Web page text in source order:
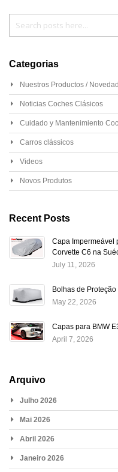
Categorias
Nuestros Productos /
Noticias Coches Clásicos
Cuidado y Mantenimiento
Carros clássicos
Videos
Novos Produtos
Recent Posts
Capa Impermeável
Corvette C6 na
July 11, 2026
Bolhas de
May 22, 2026
Capas para BMW
April 7, 2026
Arquivo
Julho 2026
Mai 2026
Abril 2026
Janeiro 2026